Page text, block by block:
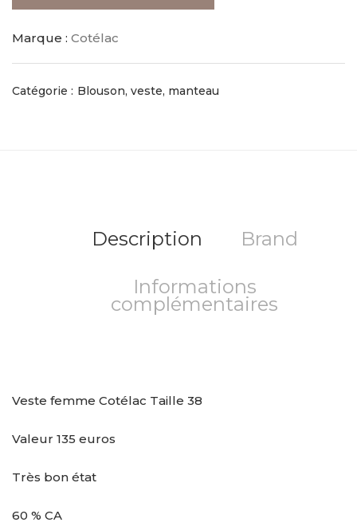
Marque : Cotélac
Catégorie : Blouson, veste, manteau
Description Brand
Informations
complémentaires
Veste femme Cotélac Taille 38
Valeur 135 euros
Très bon état
60 % CA